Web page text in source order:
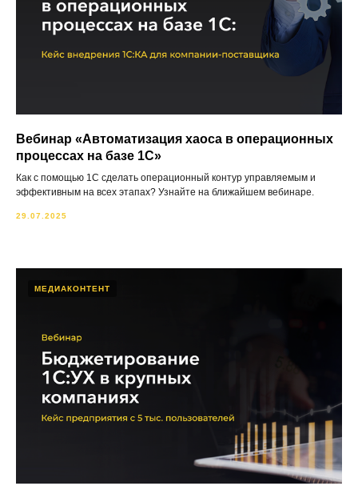
Вебинар «Автоматизация хаоса в операционных
процессах на базе 1С»
Как с помощью 1С сделать операционный контур управляемым и
эффективным на всех этапах? Узнайте на ближайшем вебинаре.
29.07.2025
МЕДИАКОНТЕНТ